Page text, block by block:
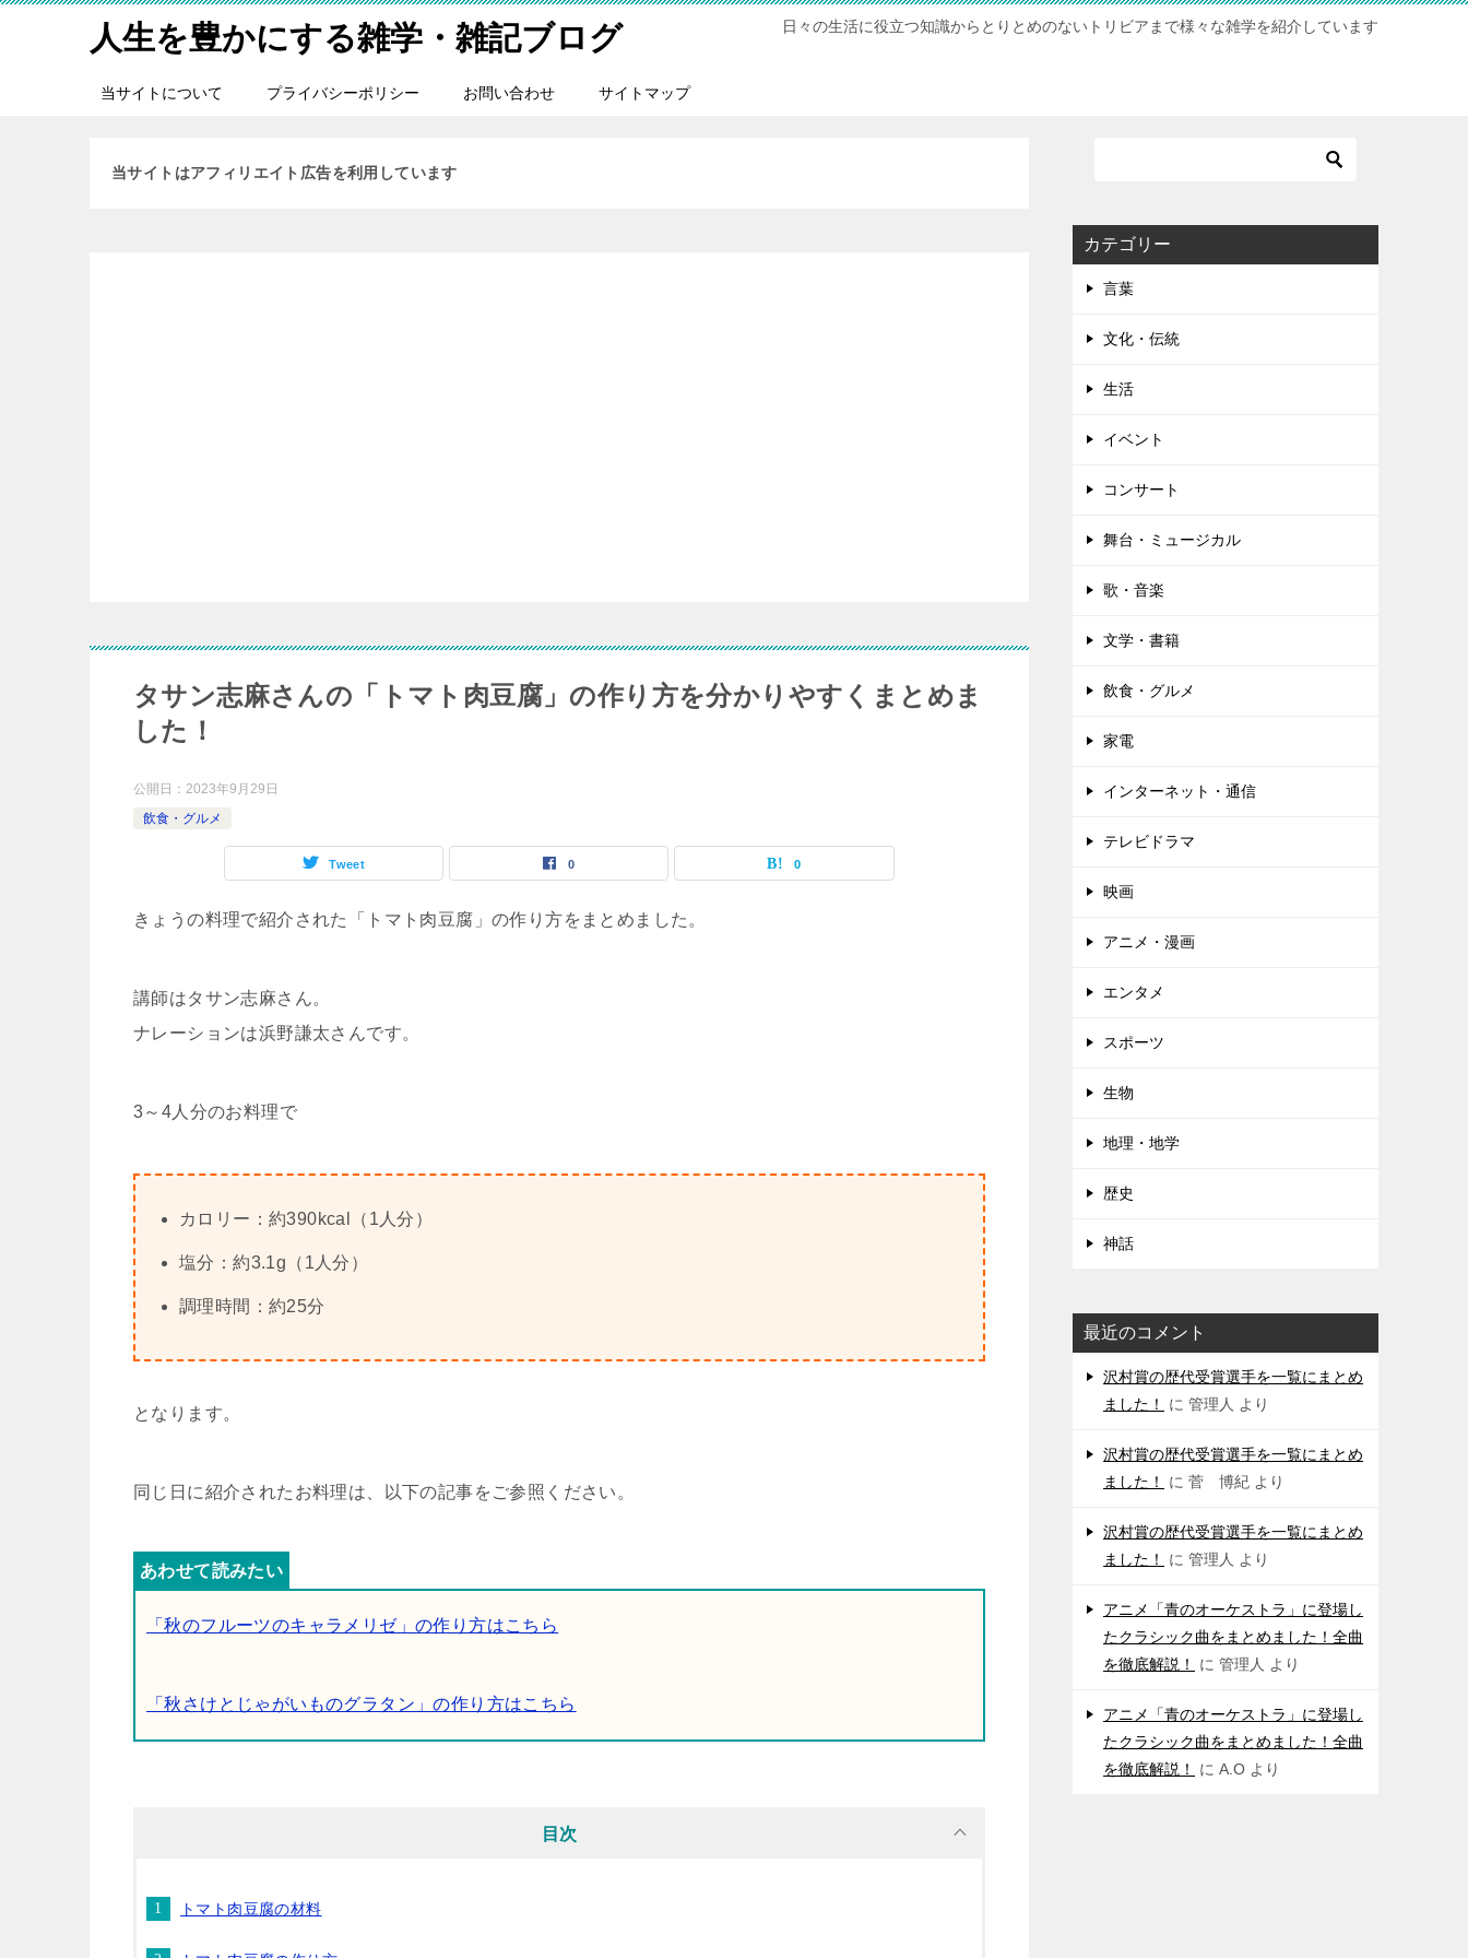
人生を豊かにする雑学・雑記ブログ 日々の生活に役立つ知識からとりとめのないトリビアまで様々な雑学を紹介しています
当サイトについて プライバシーポリシー お問い合わせ サイトマップ
当サイトはアフィリエイト広告を利用しています
タサン志麻さんの「トマト肉豆腐」の作り方を分かりやすくまとめま
した！
公開日： 2023年9月29日
飲食・グルメ
Tweet 0 0
きょうの料理で紹介された「トマト肉豆腐」の作り方をまとめました。
講師はタサン志麻さん。
ナレーションは浜野謙太さんです。
3～4人分のお料理で
カロリー：約390kcal（1人分）
塩分：約3.1g（1人分）
調理時間：約25分
となります。
同じ日に紹介されたお料理は、以下の記事をご参照ください。
「秋のフルーツのキャラメリゼ」の作り方はこちら
「秋さけとじゃがいものグラタン」の作り方はこちら
目次
トマト肉豆腐の材料
カテゴリー
言葉
文化・伝統
生活
イベント
コンサート
舞台・ミュージカル
歌・音楽
文学・書籍
飲食・グルメ
家電
インターネット・通信
テレビドラマ
映画
アニメ・漫画
エンタメ
スポーツ
生物
地理・地学
歴史
神話
最近のコメント
沢村賞の歴代受賞選手を一覧にまとめ
ました！
に 管理人 より
沢村賞の歴代受賞選手を一覧にまとめ
ました！
に 菅 博紀 より
沢村賞の歴代受賞選手を一覧にまとめ
ました！
に 管理人 より
アニメ「青のオーケストラ」に登場し
たクラシック曲をまとめました！全曲
を徹底解説！
に 管理人 より
アニメ「青のオーケストラ」に登場し
たクラシック曲をまとめました！全曲
を徹底解説！
に A.O より